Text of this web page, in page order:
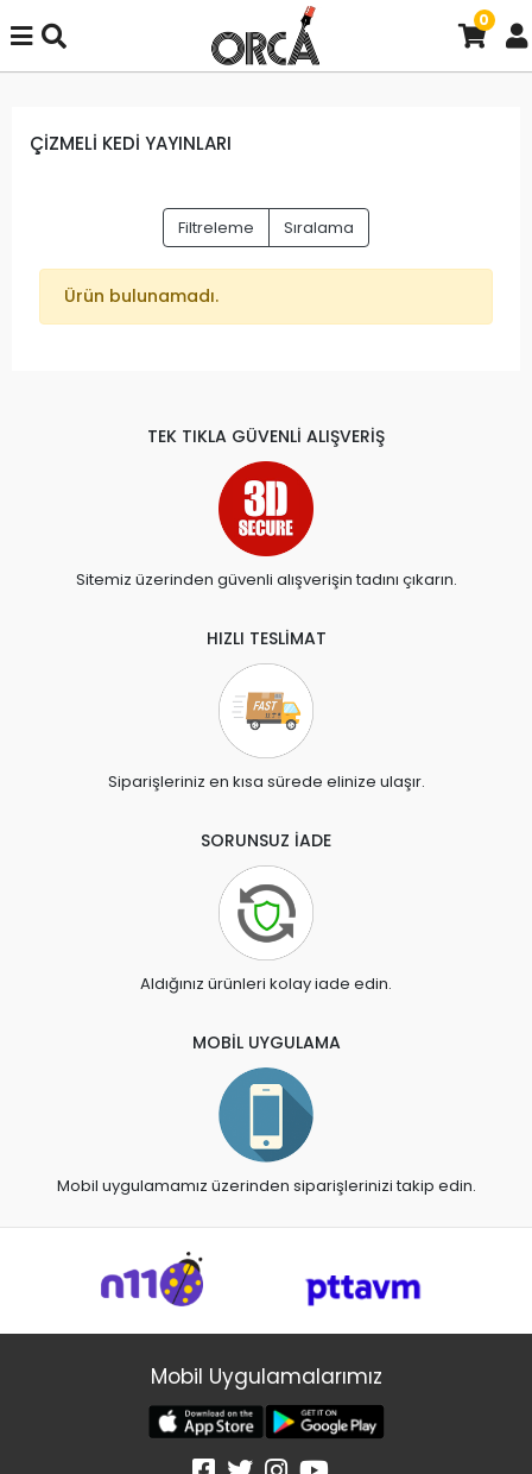
0
ÇİZMELİ KEDİ YAYINLARI
Filtreleme Sıralama
Ürün bulunamadı.
TEK TIKLA GÜVENLİ ALIŞVERİŞ
Sitemiz üzerinden güvenli alışverişin tadını çıkarın.
HIZLI TESLİMAT
Siparişleriniz en kısa sürede elinize ulaşır.
SORUNSUZ İADE
Aldığınız ürünleri kolay iade edin.
MOBİL UYGULAMA
Mobil uygulamamız üzerinden siparişlerinizi takip edin.
Mobil Uygulamalarımız